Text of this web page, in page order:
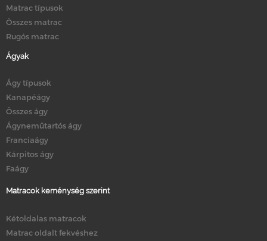
Matrac típusok
Összes matrac
Rugós matrac
Ágyak
Ágy típusok
Kanapéágy
Összes ágy
Ágyneműtartós ágy
Franciaágy
Kárpitos ágy
Faágy
Matracok keménység szerint
Kétoldalas matracok
Matrac oldalt fekvéshez